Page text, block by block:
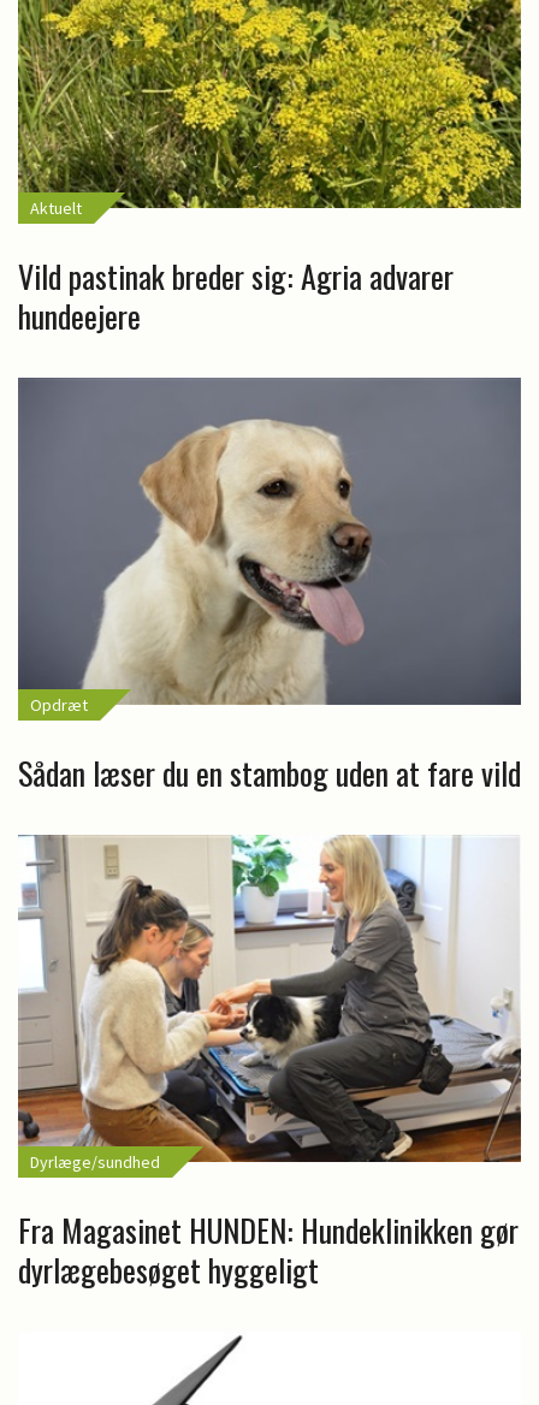
Aktuelt
Vild pastinak breder sig: Agria advarer
hundeejere
Opdræt
Sådan læser du en stambog uden at fare vild
Dyrlæge/sundhed
Fra Magasinet HUNDEN: Hundeklinikken gør
dyrlægebesøget hyggeligt